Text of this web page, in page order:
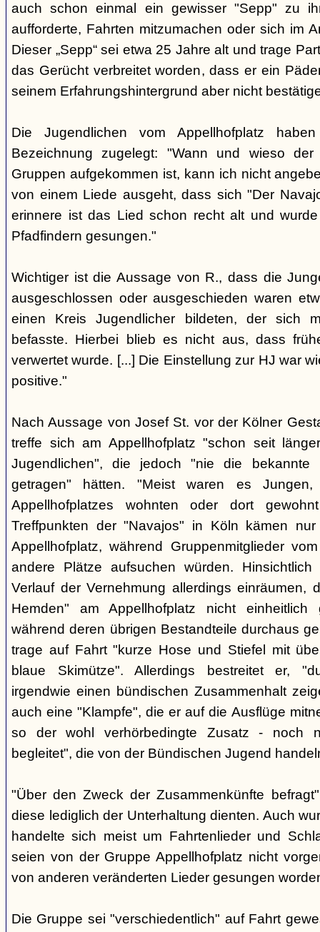
auch schon einmal ein gewisser "Sepp" zu
aufforderte, Fahrten mitzumachen oder sich im
Dieser „Sepp“ sei etwa 25 Jahre alt und trage
das Gerücht verbreitet worden, dass er ein
seinem Erfahrungshintergrund aber nicht
Die Jugendlichen vom Appellhofplatz
Bezeichnung zugelegt: "Wann und wieso
Gruppen aufgekommen ist, kann ich nicht
von einem Liede ausgeht, dass sich "Der
erinnere ist das Lied schon recht alt und
Pfadfindern gesungen."
Wichtiger ist die Aussage von R., dass die
ausgeschlossen oder ausgeschieden waren
einen Kreis Jugendlicher bildeten, der sich
befasste. Hierbei blieb es nicht aus, dass
verwertet wurde. [...] Die Einstellung zur HJ war
positive."
Nach Aussage von Josef St. vor der Kölner
treffe sich am Appellhofplatz "schon seit
Jugendlichen", die jedoch "nie die
getragen" hätten. "Meist waren es
Appellhofplatzes wohnten oder dort
Treffpunkten der "Navajos" in Köln kämen
Appellhofplatz, während Gruppenmitglieder
andere Plätze aufsuchen würden.
Verlauf der Vernehmung allerdings einräumen,
Hemden" am Appellhofplatz nicht einheitlich
während deren übrigen Bestandteile durchaus
trage auf Fahrt "kurze Hose und Stiefel mit
blaue Skimütze". Allerdings bestreitet er,
irgendwie einen bündischen Zusammenhalt
auch eine "Klampfe", die er auf die Ausflüge
so der wohl verhörbedingte Zusatz - noch
begleitet", die von der Bündischen Jugend
"Über den Zweck der Zusammenkünfte
diese lediglich der Unterhaltung dienten. Auch
handelte sich meist um Fahrtenlieder und
seien von der Gruppe Appellhofplatz nicht
von anderen veränderten Lieder gesungen
Die Gruppe sei "verschiedentlich" auf Fahrt